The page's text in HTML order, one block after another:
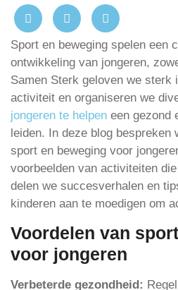
Sport en beweging spelen een
ontwikkeling van jongeren,
Samen Sterk geloven we
activiteit en organiseren we
jongeren te helpen een gezond
leiden. In deze blog bespreken
sport en beweging voor
voorbeelden van activiteiten
delen we succesverhalen en
kinderen aan te moedigen om
Voordelen van
voor jongeren
Verbeterde gezondheid: